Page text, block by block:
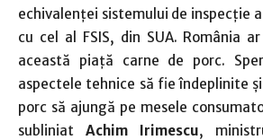
echivalenţei sistemului de inspecţie
cu cel al FSIS, din SUA. România
această piaţă carne de porc.
aspectele tehnice să fie îndeplinite
porc să ajungă pe mesele
subliniat Achim Irimescu,